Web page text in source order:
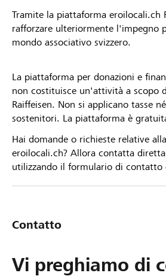
Tramite la piattaforma eroilocali.ch
rafforzare ulteriormente l'impegno
mondo associativo svizzero.
La piattaforma per donazioni e
non costituisce un'attività a scopo
Raiffeisen. Non si applicano tasse
sostenitori. La piattaforma è
Hai domande o richieste relative
eroilocali.ch? Allora contatta
utilizzando il formulario di
Contatto
Vi preghiamo di